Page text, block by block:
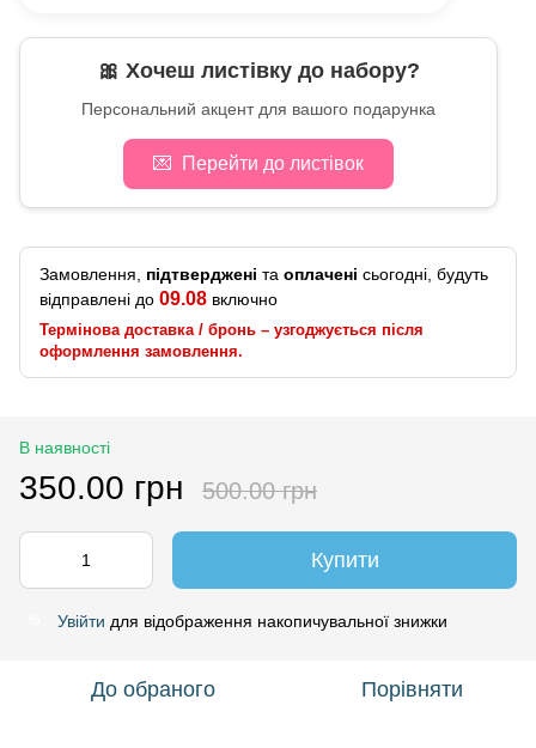
🎀 Хочеш листівку до набору?
Персональний акцент для вашого подарунка
💌 Перейти до листівок
Замовлення, підтверджені та оплачені сьогодні, будуть
відправлені до 09.08 включно
Термінова доставка / бронь – узгоджується після
оформлення замовлення.
В наявності
350.00 грн 500.00 грн
Купити
Увійти для відображення накопичувальної знижки
До обраного Порівняти